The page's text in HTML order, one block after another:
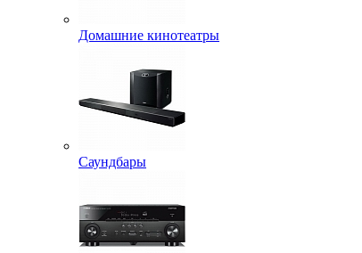
Домашние кинотеатры
Саундбары